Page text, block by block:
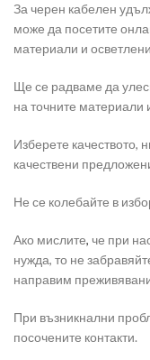
За черен кабелен
може да посетите
материали и
Ще се радваме да
на точните материали
Изберете качеството,
качествени
Не се колебайте в
Ако мислите, че при
нужда, то не
направим
При възникнални
посочените контакти.